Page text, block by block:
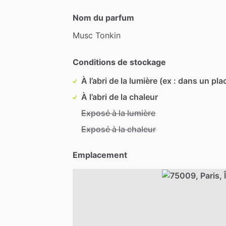
Nom du parfum
Musc Tonkin
Conditions de stockage
À l’abri de la lumière (ex : dans un
À l’abri de la chaleur
Exposé à la lumière
Exposé à la chaleur
Emplacement